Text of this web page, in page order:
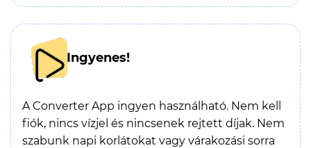
Ingyenes!
A Converter App ingyen használható. Nem kell
fiók, nincs vízjel és nincsenek rejtett díjak. Nem
szabunk napi korlátokat vagy várakozási sorra